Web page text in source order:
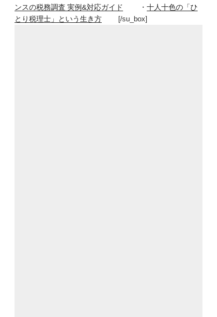
ンスの税務調査 実例&対応ガイド
・ 十人十色の「ひ
とり税理士」という生き方 [/su_box]